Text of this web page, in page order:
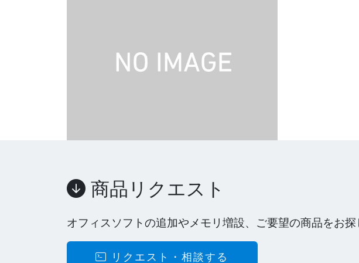
商品リクエスト
オフィスソフトの追加やメモリ増設、ご要望の商品をお
リクエスト・相談する